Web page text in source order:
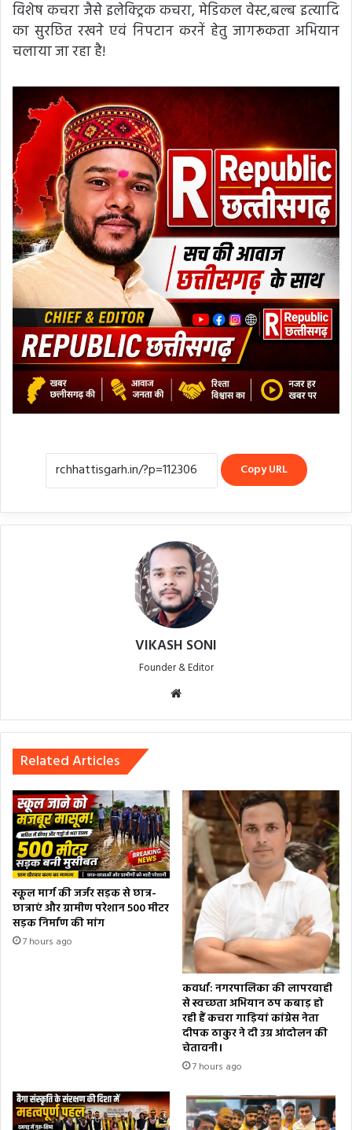
विशेष कचरा जैसे इलेक्ट्रिक कचरा, मेडिकल वेस्ट,बल्ब इत्यादि
का सुरछित रखने एवं निपटान करनें हेतु जागरूकता अभियान
चलाया जा रहा है!
Copy URL
VIKASH SONI
Founder & Editor
Related Articles
स्कूल मार्ग की जर्जर सड़क से छात्र-
छात्राएं और ग्रामीण परेशान 500 मीटर
सड़क निर्माण की मांग
7 hours ago
कवर्धा: नगरपालिका की लापरवाही
से स्वच्छता अभियान ठप कबाड़ हो
रही हैं कचरा गाड़ियां कांग्रेस नेता
दीपक ठाकुर ने दी उग्र आंदोलन की
चेतावनी।
7 hours ago